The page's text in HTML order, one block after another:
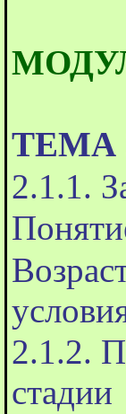
ТЕМА
2.1.1.
2.1.2.
стадии